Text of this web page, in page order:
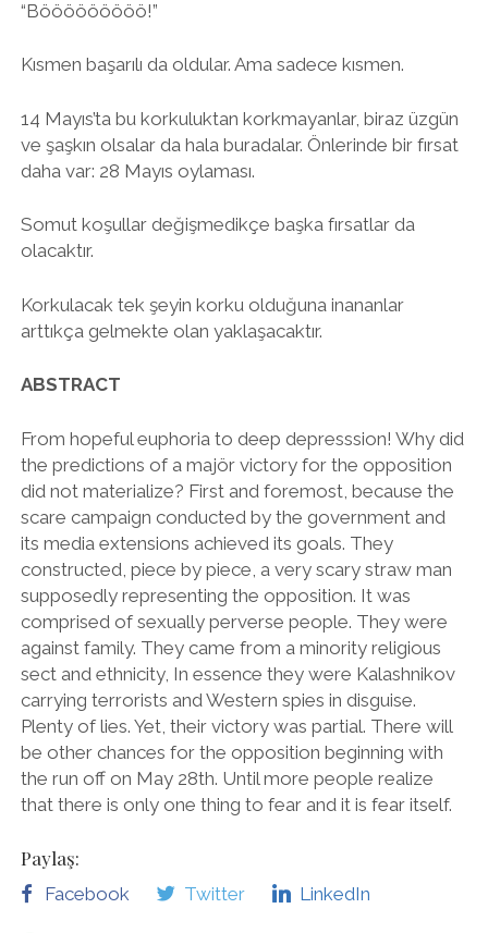
“Bööööööööö!”
Kısmen başarılı da oldular. Ama sadece kısmen.
14 Mayıs’ta bu korkuluktan korkmayanlar, biraz üzgün
ve şaşkın olsalar da hala buradalar. Önlerinde bir fırsat
daha var: 28 Mayıs oylaması.
Somut koşullar değişmedikçe başka fırsatlar da
olacaktır.
Korkulacak tek şeyin korku olduğuna inananlar
arttıkça gelmekte olan yaklaşacaktır.
ABSTRACT
From hopeful euphoria to deep depresssion! Why did
the predictions of a majör victory for the opposition
did not materialize? First and foremost, because the
scare campaign conducted by the government and
its media extensions achieved its goals. They
constructed, piece by piece, a very scary straw man
supposedly representing the opposition. It was
comprised of sexually perverse people. They were
against family. They came from a minority religious
sect and ethnicity, In essence they were Kalashnikov
carrying terrorists and Western spies in disguise.
Plenty of lies. Yet, their victory was partial. There will
be other chances for the opposition beginning with
the run off on May 28th. Until more people realize
that there is only one thing to fear and it is fear itself.
Paylaş:
Facebook Twitter LinkedIn